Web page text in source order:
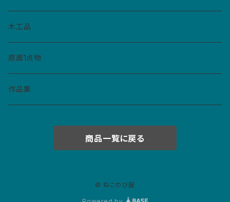
マトリョーシカ
コースター
財布・キーホルダー・パスケース
ペーパーバッジ
缶バッジ
イヤリング
ペンダント
ねこぼん
木工品
原画1点物
作品集
商品一覧に戻る
© ねこのび屋